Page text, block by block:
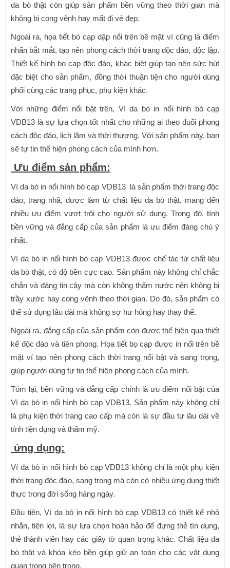
da bò thật còn giúp sản phẩm bền vững theo thời gian mà
không bị cong vênh hay mất đi vẻ đẹp.
Ngoài ra, họa tiết bò cạp dập nổi trên bề mặt ví cũng là điểm
nhấn bắt mắt, tạo nên phong cách thời trang độc đáo, độc lập.
Thiết kế hình bọ cạp độc đáo, khác biệt giúp tạo nên sức hút
đặc biệt cho sản phẩm, đồng thời thuận tiện cho người dùng
phối cùng các trang phục, phụ kiện khác.
Với những điểm nổi bật trên, Ví da bò in nổi hình bò cạp
VDB13 là sự lựa chọn tốt nhất cho những ai theo đuổi phong
cách độc đáo, lịch lãm và thời thượng. Với sản phẩm này, bạn
sẽ tự tin thể hiện phong cách của mình hơn.
Ưu điểm sản phẩm:
Ví da bò in nổi hình bò cạp VDB13 là sản phẩm thời trang độc
đáo, trang nhã, được làm từ chất liệu da bò thật, mang đến
nhiều ưu điểm vượt trội cho người sử dụng. Trong đó, tính
bền vững và đẳng cấp của sản phẩm là ưu điểm đáng chú ý
nhất.
Ví da bò in nổi hình bò cạp VDB13 được chế tác từ chất liệu
da bò thật, có độ bền cực cao. Sản phẩm này không chỉ chắc
chắn và đáng tin cậy mà còn không thấm nước nên không bị
trầy xước hay cong vênh theo thời gian. Do đó, sản phẩm có
thể sử dụng lâu dài mà không sợ hư hỏng hay thay thế.
Ngoài ra, đẳng cấp của sản phẩm còn được thể hiện qua thiết
kế độc đáo và tiên phong. Họa tiết bọ cạp được in nổi trên bề
mặt ví tạo nên phong cách thời trang nổi bật và sang trọng,
giúp người dùng tự tin thể hiện phong cách của mình.
Tóm lại, bền vững và đẳng cấp chính là ưu điểm nổi bật của
Ví da bò in nổi hình bò cạp VDB13. Sản phẩm này không chỉ
là phụ kiện thời trang cao cấp mà còn là sự đầu tư lâu dài về
tính tiện dụng và thẩm mỹ.
ứng dụng:
Ví da bò in nổi hình bò cạp VDB13 không chỉ là một phụ kiện
thời trang độc đáo, sang trọng mà còn có nhiều ứng dụng thiết
thực trong đời sống hàng ngày.
Đầu tiên, Ví da bò in nổi hình bò cạp VDB13 có thiết kế nhỏ
nhắn, tiện lợi, là sự lựa chọn hoàn hảo để đựng thẻ tín dụng,
thẻ thành viên hay các giấy tờ quan trọng khác. Chất liệu da
bò thật và khóa kéo bền giúp giữ an toàn cho các vật dụng
quan trọng bên trong.